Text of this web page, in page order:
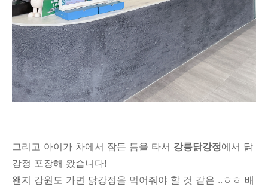
그리고 아이가 차에서 잠든 틈을 타서 강릉닭강정에서 닭
강정 포장해 왔습니다!
왠지 강원도 가면 닭강정을 먹어줘야 할 것 같은 ..ㅎㅎ 배